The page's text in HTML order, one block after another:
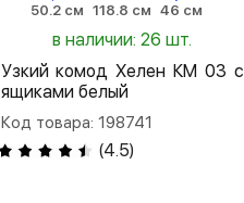
50.2 см 118.8 см 46 см
в наличии: 26 шт.
Узкий комод Хелен КМ 03 с
ящиками белый
Код товара: 198741
(4.5)